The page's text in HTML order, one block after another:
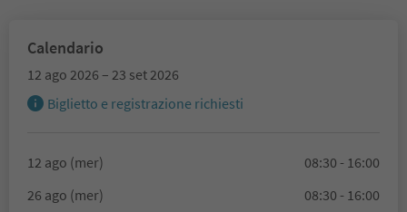
Calendario
12 ago 2026 – 23 set 2026
Biglietto e registrazione richiesti
12 ago (mer)
08:30 - 16:00
26 ago (mer)
08:30 - 16:00